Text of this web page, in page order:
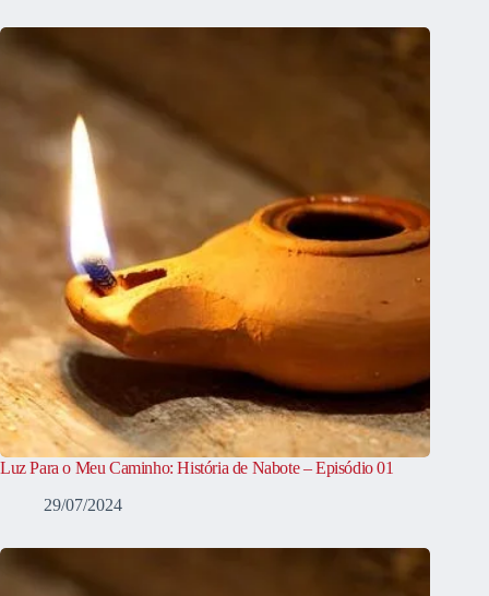
Luz Para o Meu Caminho: História de Nabote – Episódio 01
29/07/2024